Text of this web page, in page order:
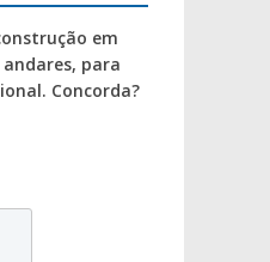
em
para
Concorda?